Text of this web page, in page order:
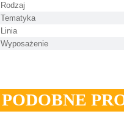
Rodzaj
Tematyka
Linia
Wyposażenie
PODOBNE